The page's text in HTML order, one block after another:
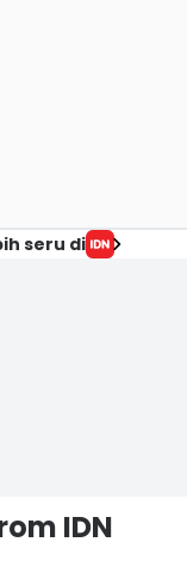
seru di
IDN